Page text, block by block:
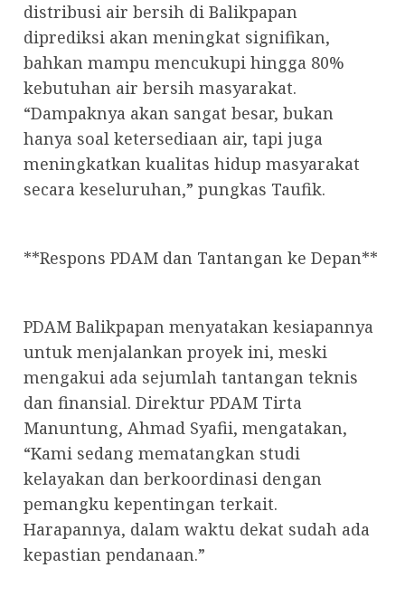
distribusi air bersih di Balikpapan
diprediksi akan meningkat signifikan,
bahkan mampu mencukupi hingga 80%
kebutuhan air bersih masyarakat.
“Dampaknya akan sangat besar, bukan
hanya soal ketersediaan air, tapi juga
meningkatkan kualitas hidup masyarakat
secara keseluruhan,” pungkas Taufik.
**Respons PDAM dan Tantangan ke Depan**
PDAM Balikpapan menyatakan kesiapannya
untuk menjalankan proyek ini, meski
mengakui ada sejumlah tantangan teknis
dan finansial. Direktur PDAM Tirta
Manuntung, Ahmad Syafii, mengatakan,
“Kami sedang mematangkan studi
kelayakan dan berkoordinasi dengan
pemangku kepentingan terkait.
Harapannya, dalam waktu dekat sudah ada
kepastian pendanaan.”